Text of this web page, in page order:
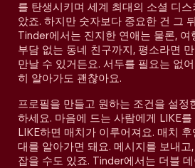
를 탄생시키며 세계 최대의 소셜 디
았죠. 하지만 숫자보다 중요한 건 그
Tinder에서는 진지한 연애는 물론, 여
부담 없는 동네 친구까지, 평소라면
만날 수 있거든요. 서두를 필요는 없
히 알아가도 괜찮아요.
프로필을 만들고 원하는 조건을 설정
하세요. 마음에 드는 사람에게 LIKE
LIKE하면 매치가 이루어져요. 매치
대를 알아가면 돼요. 메시지를 보내고
잡을 수도 있죠. Tinder에서는 더블